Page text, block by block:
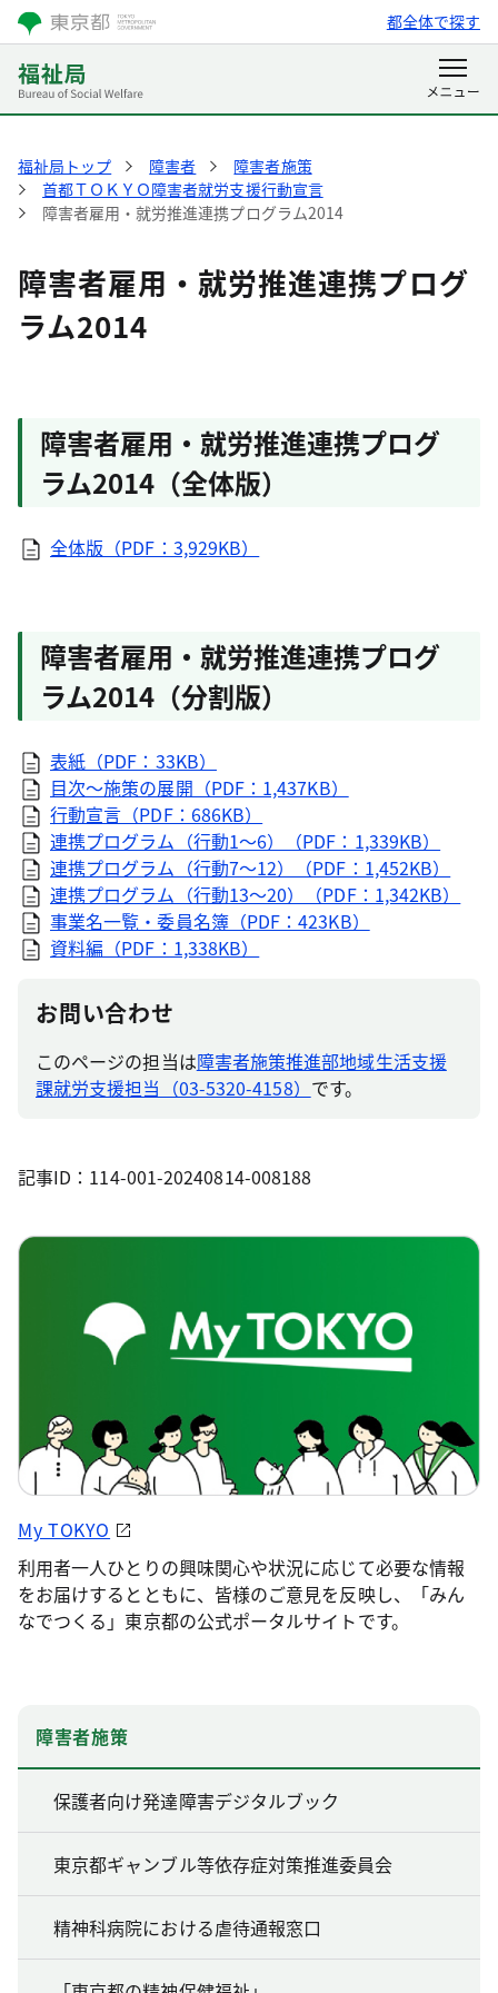
都全体で探す
福祉局トップ 障害者
障害者施策
首都ＴＯＫＹＯ障害者就労支援行動宣言
障害者雇用・就労推進連携プログラム2014
障害者雇用・就労推進連携プログ
ラム2014
障害者雇用・就労推進連携プログ
ラム2014（全体版）
全体版（PDF：3,929KB）
障害者雇用・就労推進連携プログ
ラム2014（分割版）
表紙（PDF：33KB）
目次～施策の展開（PDF：1,437KB）
行動宣言（PDF：686KB）
連携プログラム（行動1～6）（PDF：1,339KB）
連携プログラム（行動7～12）（PDF：1,452KB）
連携プログラム（行動13～20）（PDF：1,342KB）
事業名一覧・委員名簿（PDF：423KB）
資料編（PDF：1,338KB）
お問い合わせ
このページの担当は障害者施策推進部地域生活支援
課就労支援担当（03-5320-4158） です。
記事ID：114-001-20240814-008188
My TOKYO
利用者一人ひとりの興味関心や状況に応じて必要な情報
をお届けするとともに、皆様のご意見を反映し、「みん
なでつくる」東京都の公式ポータルサイトです。
障害者施策
保護者向け発達障害デジタルブック
東京都ギャンブル等依存症対策推進委員会
精神科病院における虐待通報窓口